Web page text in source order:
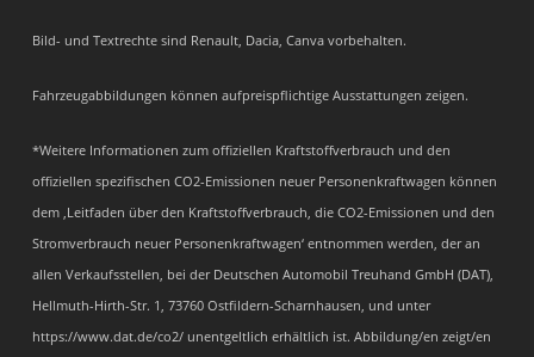
Bild- und Textrechte sind Renault, Dacia, Canva vorbehalten.
Fahrzeugabbildungen können aufpreispflichtige Ausstattungen zeigen.
*Weitere Informationen zum offiziellen Kraftstoffverbrauch und den
offiziellen spezifischen CO2-Emissionen neuer Personenkraftwagen können
dem ‚Leitfaden über den Kraftstoffverbrauch, die CO2-Emissionen und den
Stromverbrauch neuer Personenkraftwagen‘ entnommen werden, der an
allen Verkaufsstellen, bei der Deutschen Automobil Treuhand GmbH (DAT),
Hellmuth-Hirth-Str. 1, 73760 Ostfildern-Scharnhausen, und unter
https://www.dat.de/co2/ unentgeltlich erhältlich ist. Abbildung/en zeigt/en